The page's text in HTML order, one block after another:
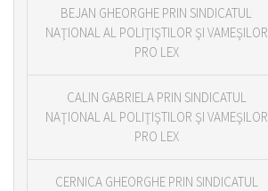
BEJAN GHEORGHE PRIN SINDICATUL
NAŢIONAL AL POLIŢIŞTILOR ŞI VAMEŞILOR
PRO LEX
CALIN GABRIELA PRIN SINDICATUL
NAŢIONAL AL POLIŢIŞTILOR ŞI VAMEŞILOR
PRO LEX
CERNICA GHEORGHE PRIN SINDICATUL